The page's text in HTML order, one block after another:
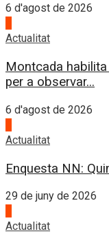
6 d'agost de 2026
Actualitat
Montcada
per a observar...
6 d'agost de 2026
Actualitat
Enquesta NN:
29 de juny de 2026
Actualitat